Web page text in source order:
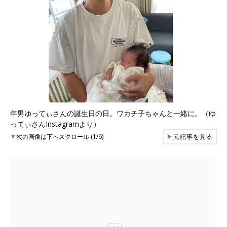
年男ゆってぃさんの誕生日の日。ワカチ子ちゃんと一緒に。（ゆ
ってぃさんInstagramより）
▼次の画像は下へスクロール (1/6) ▶元記事を見る